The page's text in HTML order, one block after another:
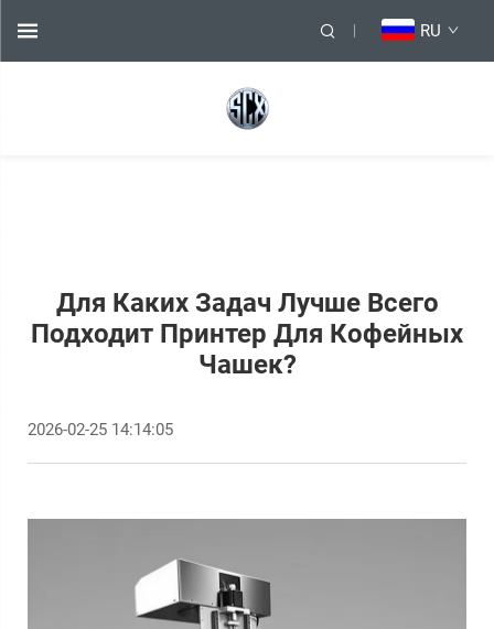
RU
Для Каких Задач Лучше Всего
Подходит Принтер Для Кофейных
Чашек?
2026-02-25 14:14:05